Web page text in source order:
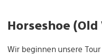
Horseshoe
Wir beginnen unsere